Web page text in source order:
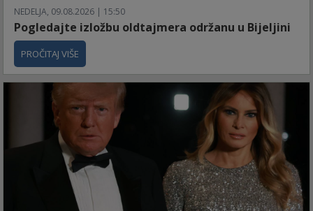
NEDELJA, 09.08.2026 | 15:50
Pogledajte izložbu oldtajmera održanu u Bijeljini
PROČITAJ VIŠE